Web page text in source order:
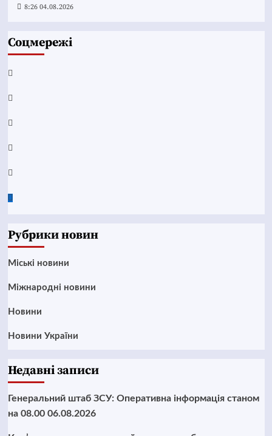
8:26 04.08.2026
Соцмережі
Facebook
YouTube
Telegram
Instagram
Twitter
Рубрики новин
Mіські новини
Міжнародні новини
Новини
Новини України
Недавні записи
Генеральний штаб ЗСУ: Оперативна інформація станом
на 08.00 06.08.2026